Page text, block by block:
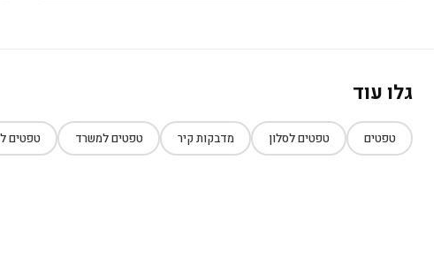
גלו עוד
טפטים טפטים לסלון מדבקות קיר טפטים למשרד טפטים